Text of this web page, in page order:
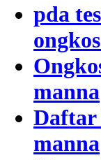
pda
manna
Daftar
manna